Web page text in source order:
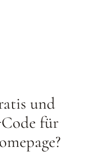
und
für